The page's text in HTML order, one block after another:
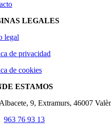
LEGALES
legal
de privacidad
de cookies
ESTAMOS
9, Extramurs, 46007
963 76 93 13